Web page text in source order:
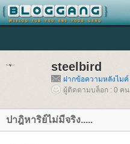
steelbird
ฝากข้อความหลังไมค์
ผู้ติดตามบล็อก : 0 คน
ปาฎิหาริย์ไม่มีจริง.....